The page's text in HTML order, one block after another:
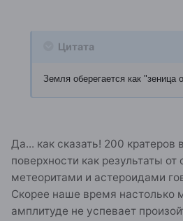
Цитата
Земля оберегается как "зеница
Да... как сказать! 200 кратеров
поверхности как результаты от
метеоритами и астероидами
Скорее наше время настолько
амплитуде не успевает